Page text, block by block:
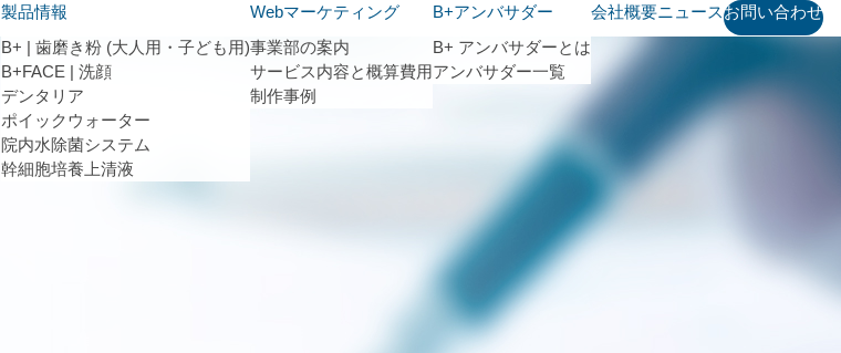
製品情報
B+ | 歯磨き粉 (大人用・子ども用)
B+FACE | 洗顔
デンタリア
ポイックウォーター
院内水除菌システム
幹細胞培養上清液
Webマーケティング
事業部の案内
サービス内容と概算費用
制作事例
B+アンバサダー
B+ アンバサダーとは
アンバサダー一覧
会社概要ニュースお問い合わせ